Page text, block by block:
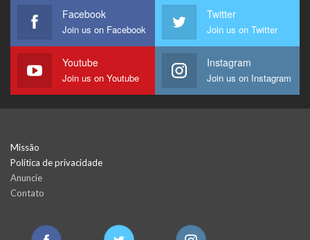
Facebook
Join us on Facebook
Twitter
Join us on Twitter
Youtube
Join us on Youtube
Instagram
Join us on Instagram
Missão
Política de privacidade
Anuncie
Contato